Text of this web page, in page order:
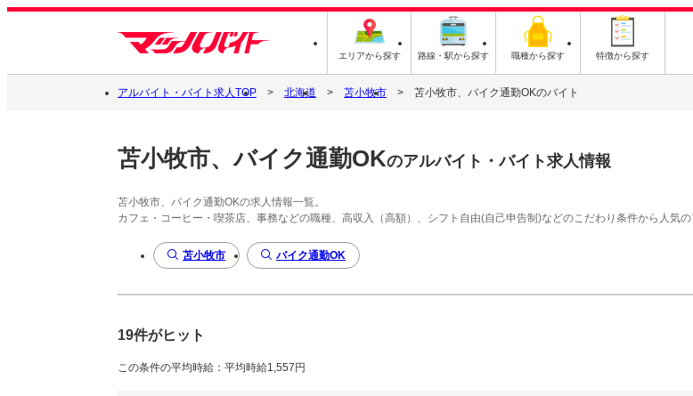
エリアから探す 路線・駅から探す 職種から探す 特徴から探す
アルバイト・バイト求人TOP 北海道 苫小牧市 苫小牧市、バイク通勤OKのバイト
苫小牧市、バイク通勤OKのアルバイト・バイト求人情報
苫小牧市、バイク通勤OKの求人情報一覧。
カフェ・コーヒー・喫茶店、事務などの職種、高収入（高額）、シフト自由(自己申告制)などのこだわり条件から人気の
苫小牧市 バイク通勤OK
19件がヒット
この条件の平均時給：平均時給1,557円